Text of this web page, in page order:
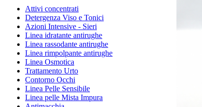
Attivi concentrati
Detergenza Viso e Tonici
Azioni Intensive - Sieri
Linea idratante antirughe
Linea rassodante antirughe
Linea rimpolpante antirughe
Linea Osmotica
Trattamento Urto
Contorno Occhi
Linea Pelle Sensibile
Linea pelle Mista Impura